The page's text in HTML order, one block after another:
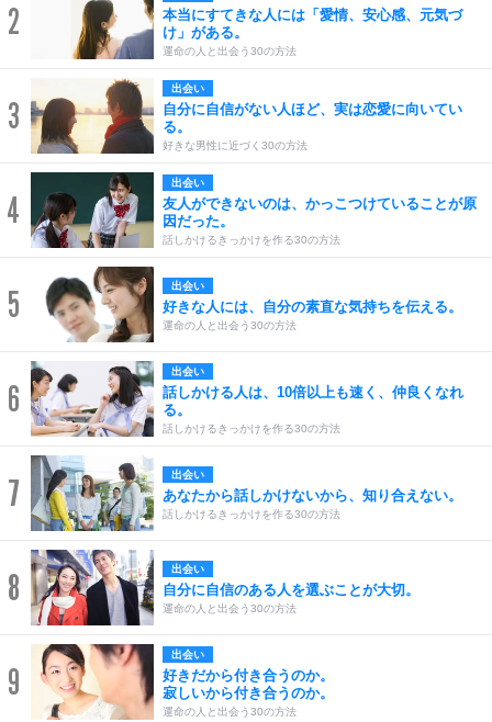
2
本当にすてきな人には「愛情、安心感、元気づ
け」がある。
運命の人と出会う30の方法
3
出会い
自分に自信がない人ほど、実は恋愛に向いてい
る。
好きな男性に近づく30の方法
4
出会い
友人ができないのは、かっこつけていることが原
因だった。
話しかけるきっかけを作る30の方法
5 出会い
好きな人には、自分の素直な気持ちを伝える。
運命の人と出会う30の方法
6
出会い
話しかける人は、10倍以上も速く、仲良くなれ
る。
話しかけるきっかけを作る30の方法
7 出会い
あなたから話しかけないから、知り合えない。
話しかけるきっかけを作る30の方法
8 出会い
自分に自信のある人を選ぶことが大切。
運命の人と出会う30の方法
9
出会い
好きだから付き合うのか。
寂しいから付き合うのか。
運命の人と出会う30の方法